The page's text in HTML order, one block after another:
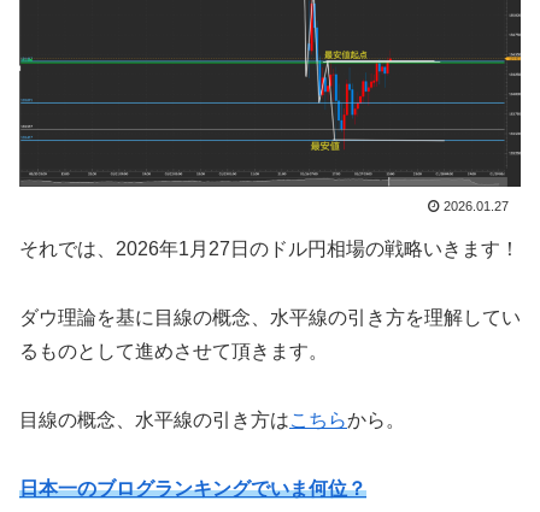
2026.01.27
それでは、2026年1月27日のドル円相場の戦略いきます！
ダウ理論を基に目線の概念、水平線の引き方を理解してい
るものとして進めさせて頂きます。
目線の概念、水平線の引き方はこちらから。
日本一のブログランキングでいま何位？